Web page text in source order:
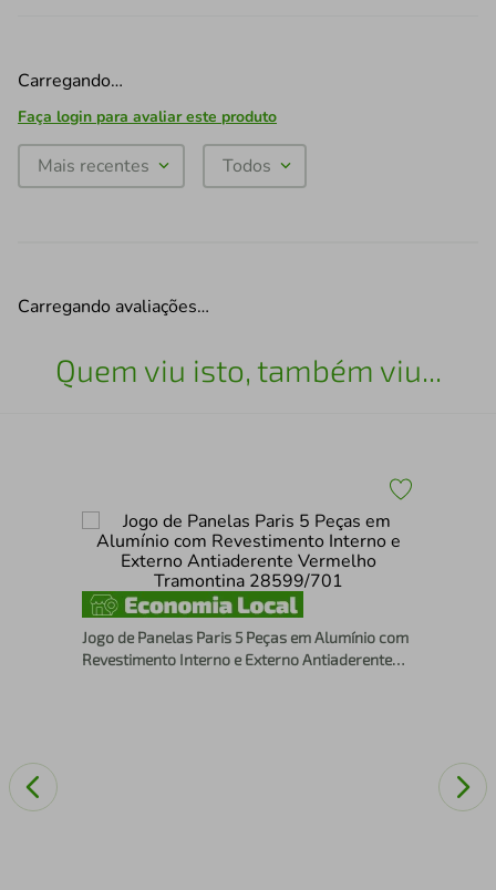
Carregando…
Faça login para avaliar este produto
Mais recentes Todos
Carregando avaliações…
Quem viu isto, também viu...
Jogo de Panelas Paris 5 Peças em Alumínio com
Revestimento Interno e Externo Antiaderente